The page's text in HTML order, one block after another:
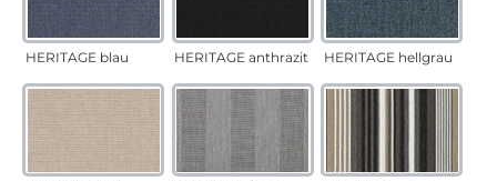
HERITAGE blau HERITAGE anthrazit HERITAGE hellgrau